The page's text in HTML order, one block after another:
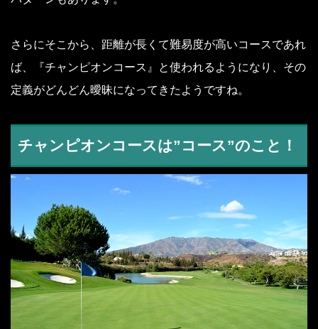
さらにそこから、距離が長くて難易度が高いコースであれ
ば、『チャンピオンコース』と使われるようになり、その
定義がどんどん曖昧になってきたようですね。
チャンピオンコースは”コース”のこと！